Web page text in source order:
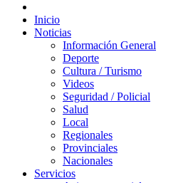
Diario de Las Varillas
Inicio
Noticias
Información General
Deporte
Cultura / Turismo
Videos
Seguridad / Policial
Salud
Local
Regionales
Provinciales
Nacionales
Servicios